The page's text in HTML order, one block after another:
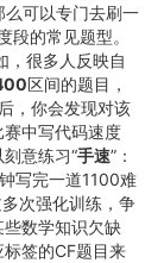
可以专门去刷一
的常见题型。
，很多人反映自
区间的题目，
，你会发现对该
中写代码速度
意练习“手速”：
写完一道1100难
次强化训练，争
数学知识欠缺
标签的CF题目来